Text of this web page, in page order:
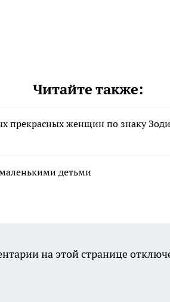
Читайте также:
прекрасных женщин по знаку
детьми
на этой странице